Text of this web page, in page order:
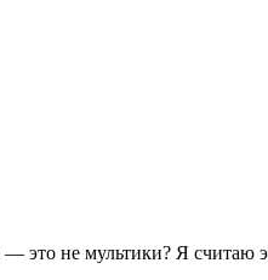
это не мультики? Я считаю